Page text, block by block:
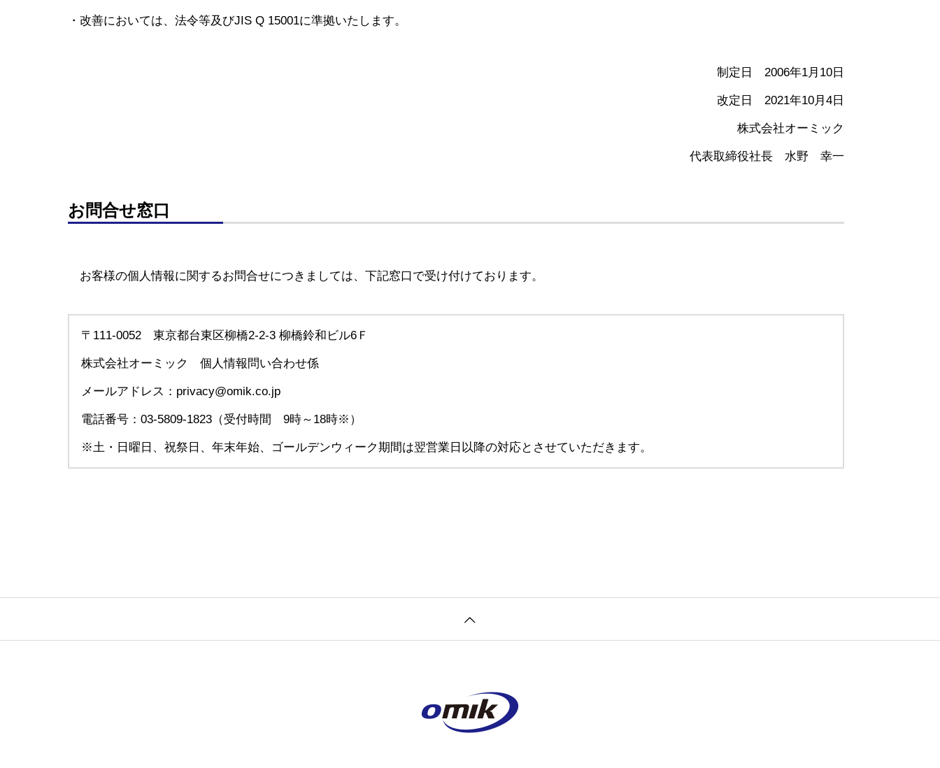
・改善においては、法令等及びJIS Q 15001に準拠いたします。
制定日 2006年1月10日
改定日 2021年10月4日
株式会社オーミック
代表取締役社長 水野 幸一
お問合せ窓口
お客様の個人情報に関するお問合せにつきましては、下記窓口で受け付けております。
〒111-0052 東京都台東区柳橋2-2-3 柳橋鈴和ビル6Ｆ
株式会社オーミック 個人情報問い合わせ係
メールアドレス： privacy@omik.co.jp
電話番号：03-5809-1823（受付時間 9時～18時※）
※土・日曜日、祝祭日、年末年始、ゴールデンウィーク期間は翌営業日以降の対応とさせていただきます。